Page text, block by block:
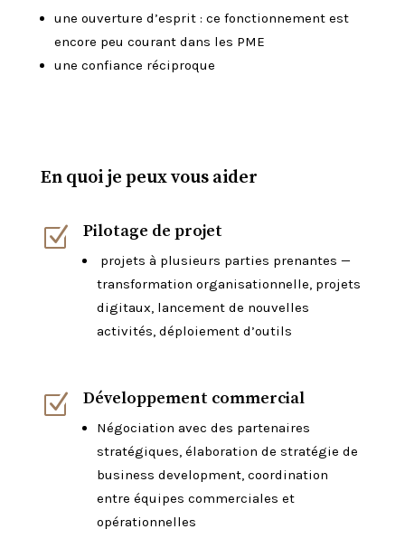
une ouverture d’esprit : ce fonctionnement est
encore peu courant dans les PME
une confiance réciproque
En quoi je peux vous aider
Z Pilotage de projet
projets à plusieurs parties prenantes —
transformation organisationnelle, projets
digitaux, lancement de nouvelles
activités, déploiement d’outils
Z Développement commercial
Négociation avec des partenaires
stratégiques, élaboration de stratégie de
business development, coordination
entre équipes commerciales et
opérationnelles